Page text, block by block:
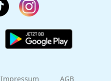
Impressum AGB